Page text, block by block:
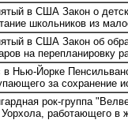
в США Закон о
школьников из
в США Закон об
на перепланировку
в Нью-Йорке
за сохранение
рок-группа
работающего в